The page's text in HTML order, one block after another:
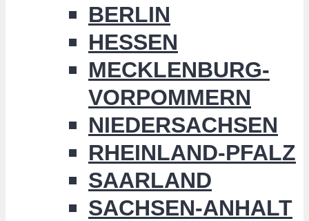
BERLIN
HESSEN
MECKLENBURG-
VORPOMMERN
NIEDERSACHSEN
RHEINLAND-PFALZ
SAARLAND
SACHSEN-ANHALT